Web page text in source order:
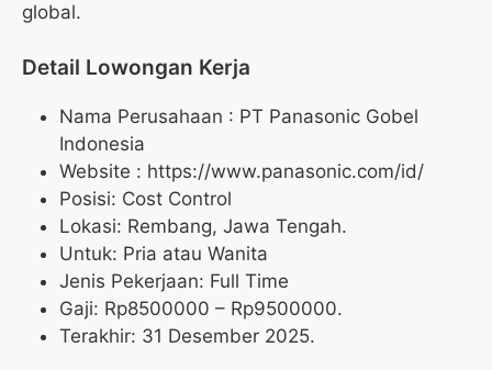
global.
Detail Lowongan Kerja
Nama Perusahaan : PT Panasonic Gobel
Indonesia
Website : https://www.panasonic.com/id/
Posisi: Cost Control
Lokasi: Rembang, Jawa Tengah.
Untuk: Pria atau Wanita
Jenis Pekerjaan: Full Time
Gaji: Rp8500000 – Rp9500000.
Terakhir: 31 Desember 2025.